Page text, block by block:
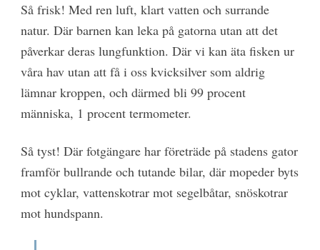
Så frisk! Med ren luft, klart vatten och surrande
natur. Där barnen kan leka på gatorna utan att det
påverkar deras lungfunktion. Där vi kan äta fisken ur
våra hav utan att få i oss kvicksilver som aldrig
lämnar kroppen, och därmed bli 99 procent
människa, 1 procent termometer.
Så tyst! Där fotgängare har företräde på stadens gator
framför bullrande och tutande bilar, där mopeder byts
mot cyklar, vattenskotrar mot segelbåtar, snöskotrar
mot hundspann.